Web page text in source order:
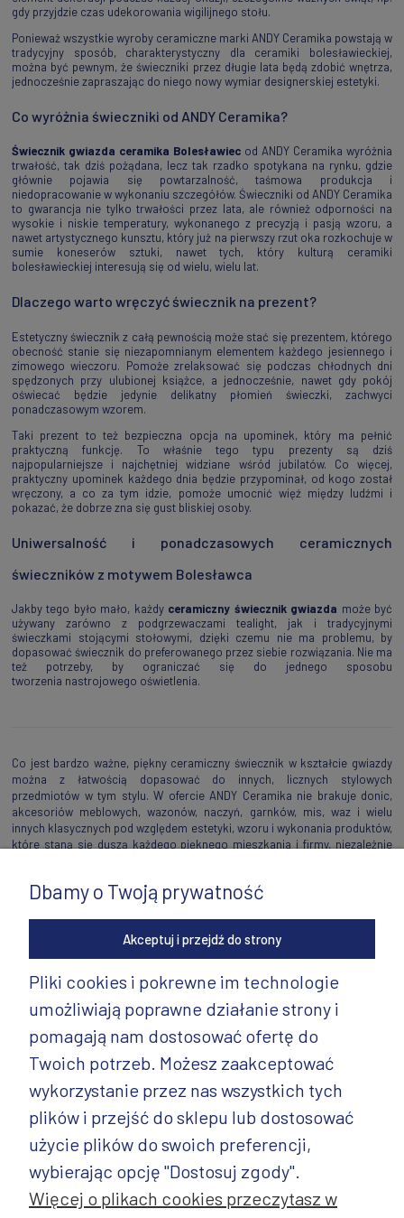
gdy przyjdzie czas udekorowania wigilijnego stołu.
Ponieważ wszystkie wyroby ceramiczne marki ANDY Ceramika powstają w
tradycyjny sposób, charakterystyczny dla ceramiki bolesławieckiej,
można być pewnym, że świeczniki przez długie lata będą zdobić wnętrza,
jednocześnie zapraszając do niego nowy wymiar designerskiej estetyki.
Co wyróżnia świeczniki od ANDY Ceramika?
Świecznik gwiazda ceramika Bolesławiec od ANDY Ceramika wyróżnia
trwałość, tak dziś pożądana, lecz tak rzadko spotykana na rynku, gdzie
głównie pojawia się powtarzalność, taśmowa produkcja i
niedopracowanie w wykonaniu szczegółów. Świeczniki od ANDY Ceramika
to gwarancja nie tylko trwałości przez lata, ale również odporności na
wysokie i niskie temperatury, wykonanego z precyzją i pasją wzoru, a
nawet artystycznego kunsztu, który już na pierwszy rzut oka rozkochuje w
sumie koneserów sztuki, nawet tych, który kulturą ceramiki
bolesławieckiej interesują się od wielu, wielu lat.
Dlaczego warto wręczyć świecznik na prezent?
Estetyczny świecznik z całą pewnością może stać się prezentem, którego
obecność stanie się niezapomnianym elementem każdego jesiennego i
zimowego wieczoru. Pomoże zrelaksować się podczas chłodnych dni
spędzonych przy ulubionej książce, a jednocześnie, nawet gdy pokój
oświecać będzie jedynie delikatny płomień świeczki, zachwyci
ponadczasowym wzorem.
Taki prezent to też bezpieczna opcja na upominek, który ma pełnić
praktyczną funkcję. To właśnie tego typu prezenty są dziś
najpopularniejsze i najchętniej widziane wśród jubilatów. Co więcej,
praktyczny upominek każdego dnia będzie przypominał, od kogo został
wręczony, a co za tym idzie, pomoże umocnić więź między ludźmi i
pokazać, że dobrze zna się gust bliskiej osoby.
Uniwersalność i ponadczasowych ceramicznych
świeczników z motywem Bolesławca
Jakby tego było mało, każdy ceramiczny świecznik gwiazda może być
używany zarówno z podgrzewaczami tealight, jak i tradycyjnymi
świeczkami stojącymi stołowymi, dzięki czemu nie ma problemu, by
dopasować świecznik do preferowanego przez siebie rozwiązania. Nie ma
też potrzeby, by ograniczać się do jednego sposobu
tworzenia nastrojowego oświetlenia.
Co jest bardzo ważne, piękny ceramiczny świecznik w kształcie gwiazdy
można z łatwością dopasować do innych, licznych stylowych
przedmiotów w tym stylu. W ofercie ANDY Ceramika nie brakuje donic,
akcesoriów meblowych, wazonów, naczyń, garnków, mis, waz i wielu
innych klasycznych pod względem estetyki, wzoru i wykonania produktów,
które staną się duszą każdego pięknego mieszkania i firmy, niezależnie
INFORMACJE
PRODUKTY CD.
POZOSTAŁE
Dbamy o Twoją prywatność
Akceptuj i przejdź do strony
Pliki cookies i pokrewne im technologie
umożliwiają poprawne działanie strony i
pomagają nam dostosować ofertę do
Twoich potrzeb. Możesz zaakceptować
wykorzystanie przez nas wszystkich tych
plików i przejść do sklepu lub dostosować
użycie plików do swoich preferencji,
wybierając opcję "Dostosuj zgody".
Więcej o plikach cookies przeczytasz w